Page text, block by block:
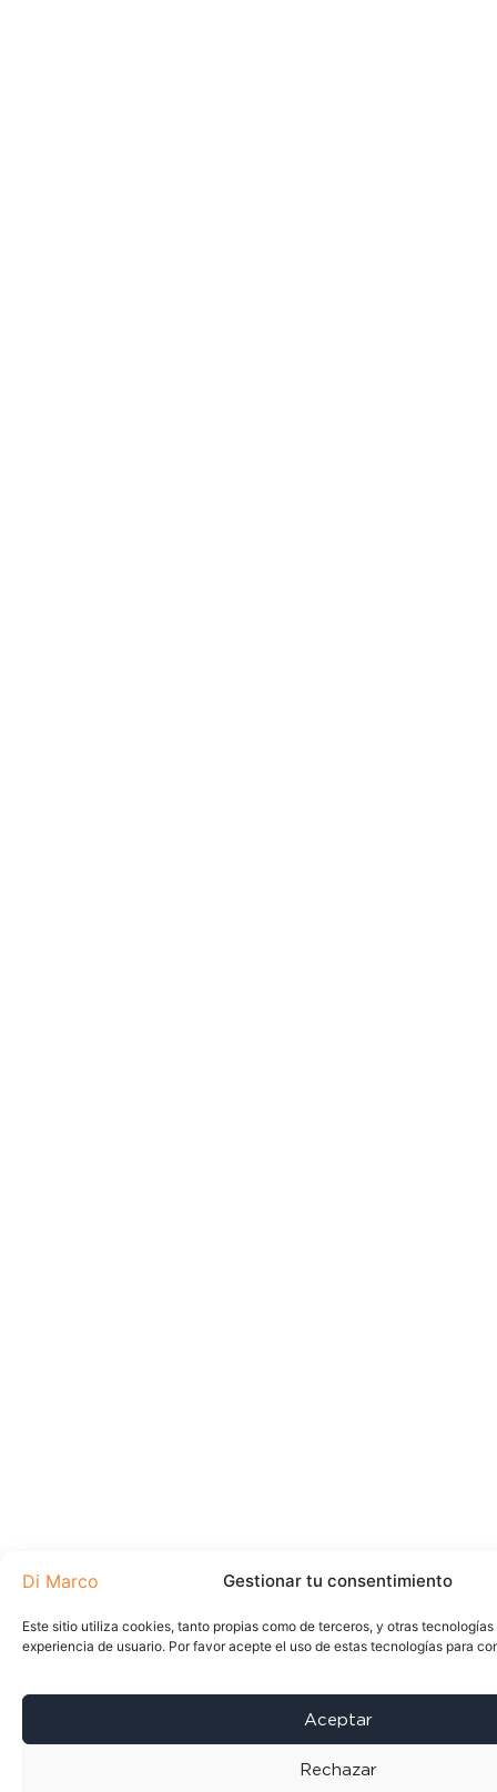
Gestionar tu consentimiento
Este sitio utiliza cookies, tanto propias como de terceros, y otras
experiencia de usuario. Por favor acepte el uso de estas tecnologías para
Aceptar
Rechazar